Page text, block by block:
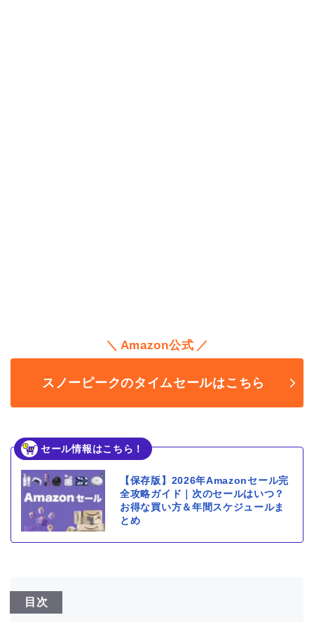
Amazon公式
スノーピークのタイムセールはこちら
セール情報はこちら！
【保存版】2026年Amazonセール完
全攻略ガイド｜次のセールはいつ？
お得な買い方＆年間スケジュールま
とめ
目次